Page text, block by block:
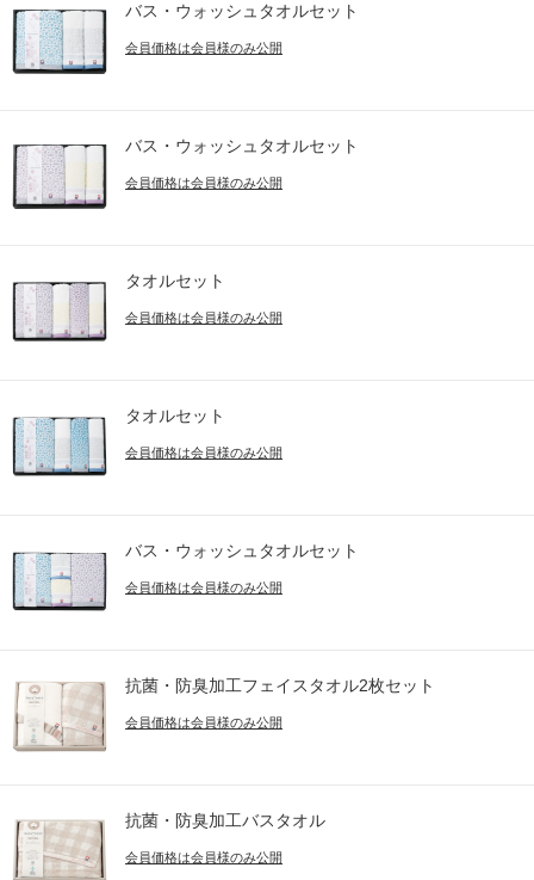
バス・ウォッシュタオルセット
会員価格は会員様のみ公開
バス・ウォッシュタオルセット
会員価格は会員様のみ公開
タオルセット
会員価格は会員様のみ公開
タオルセット
会員価格は会員様のみ公開
バス・ウォッシュタオルセット
会員価格は会員様のみ公開
抗菌・防臭加工フェイスタオル2枚セット
会員価格は会員様のみ公開
抗菌・防臭加工バスタオル
会員価格は会員様のみ公開